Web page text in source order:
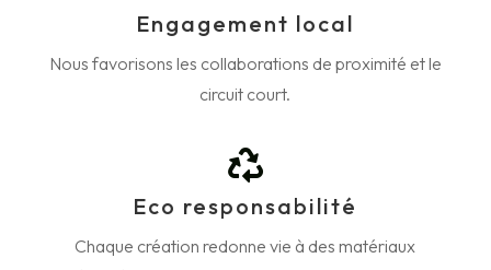
Engagement local
Nous favorisons les collaborations de proximité et le
circuit court.

Eco responsabilité
Chaque création redonne vie à des matériaux